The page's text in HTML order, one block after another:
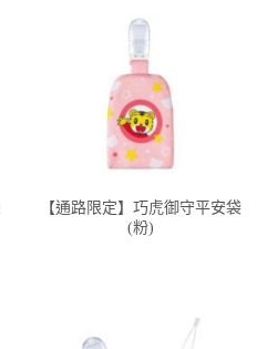
【通路限定】巧虎御守平安袋
(粉)